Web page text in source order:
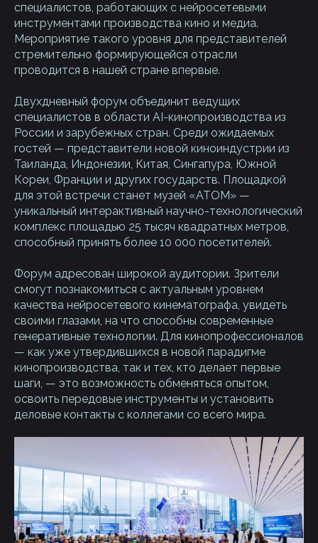
специалистов, работающих с нейросетевыми
инструментами производства кино и медиа.
Мероприятие такого уровня для представителей
стремительно формирующейся отрасли
проводится в нашей стране впервые.
Двухдневный форум объединит ведущих
специалистов в области AI-кинопроизводства из
России и зарубежных стран. Среди ожидаемых
гостей — представители новой киноиндустрии из
Таиланда, Индонезии, Китая, Сингапура, Южной
Кореи, Франции и других государств. Площадкой
для этой встречи станет музей «АТОМ» —
уникальный интерактивный научно-технологический
комплекс площадью 25 тысяч квадратных метров,
способный принять более 10 000 посетителей.
Форум адресован широкой аудитории. Зрители
смогут познакомиться с актуальным уровнем
качества нейросетевого кинематографа, увидеть
своими глазами, на что способны современные
генеративные технологии. Для кинопрофессионалов
— как уже утвердившихся в новой парадигме
кинопроизводства, так и тех, кто делает первые
шаги, — это возможность обменяться опытом,
освоить передовые инструменты и установить
деловые контакты с коллегами со всего мира.